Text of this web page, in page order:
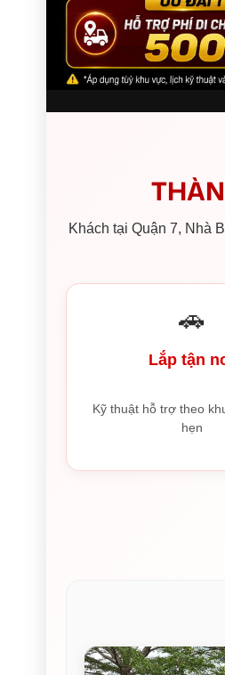
Khách tại Quận 7, Nhà
🚗
Lắp tận
Kỹ thuật hỗ trợ theo
hẹn